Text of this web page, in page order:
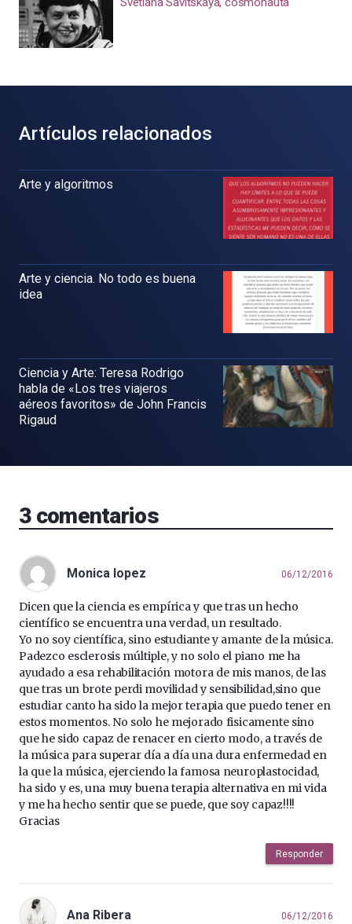
Artículos relacionados
Arte y algoritmos
Arte y ciencia. No todo es buena
idea
Ciencia y Arte: Teresa Rodrigo
habla de «Los tres viajeros
aéreos favoritos» de John Francis
Rigaud
3comentarios
Monica lopez 06/12/2016
Dicen que la ciencia es empírica y que tras un hecho
científico se encuentra una verdad, un resultado.
Yo no soy científica, sino estudiante y amante de la música.
Padezco esclerosis múltiple, y no solo el piano me ha
ayudado a esa rehabilitación motora de mis manos, de las
que tras un brote perdi movilidad y sensibilidad,sino que
estudiar canto ha sido la mejor terapia que puedo tener en
estos momentos. No solo he mejorado fisicamente sino
que he sido capaz de renacer en cierto modo, a través de
la música para superar día a día una dura enfermedad en
la que la música, ejerciendo la famosa neuroplastocidad,
ha sido y es, una muy buena terapia alternativa en mi vida
y me ha hecho sentir que se puede, que soy capaz!!!!
Gracias
Responder
Ana Ribera 06/12/2016